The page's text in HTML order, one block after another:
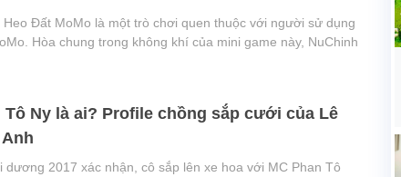
Đất MoMo là một trò chơi quen thuộc với người sử dụng
Hòa chung trong không khí của mini game này, NuChinh
Tô Ny là ai? Profile chồng sắp cưới của Lê
dương 2017 xác nhận, cô sắp lên xe hoa với MC Phan Tô